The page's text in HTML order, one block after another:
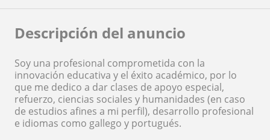
Descripción del anuncio
Soy una profesional comprometida con la
innovación educativa y el éxito académico, por lo
que me dedico a dar clases de apoyo especial,
refuerzo, ciencias sociales y humanidades (en caso
de estudios afines a mi perfil), desarrollo profesional
e idiomas como gallego y portugués.